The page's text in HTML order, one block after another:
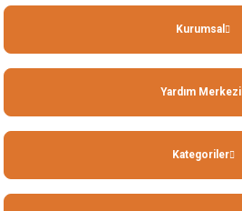
Kurumsal
Yardım Merkezi
Kategoriler